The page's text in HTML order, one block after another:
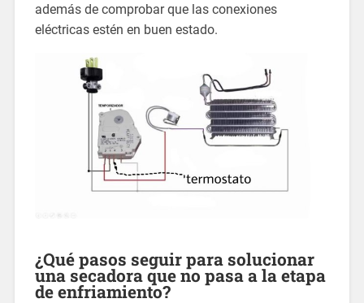
además de comprobar que las conexiones
eléctricas estén en buen estado.
¿Qué pasos seguir para solucionar
una secadora que no pasa a la etapa
de enfriamiento?